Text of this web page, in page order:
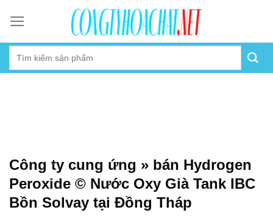
content
Công ty cung ứng » bán Hydrogen
Peroxide © Nước Oxy Già Tank IBC
Bồn Solvay tại Đồng Tháp